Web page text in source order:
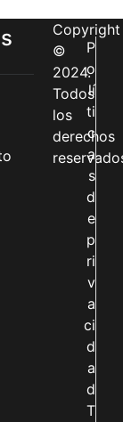
Copyright
©
2024.
Todos
los
derechos
P
o
lí
ti
c
a
s
d
e
p
ri
v
a
ci
d
a
d
T